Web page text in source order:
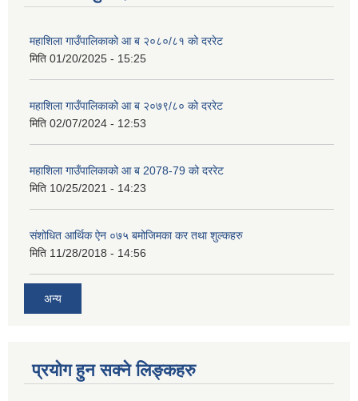
महाशिला गाउँपालिकाको आ ब २०८०/८१ को दररेट
मिति 01/20/2025 - 15:25
महाशिला गाउँपालिकाको आ ब २०७९/८० को दररेट
मिति 02/07/2024 - 12:53
महाशिला गाउँपालिकाको आ ब 2078-79 को दररेट
मिति 10/25/2021 - 14:23
संशोधित आर्थिक ऐन ०७५ बमोजिमका कर तथा शुल्कहरु
मिति 11/28/2018 - 14:56
अन्य
प्रयोग हुन सक्ने लिङ्कहरु